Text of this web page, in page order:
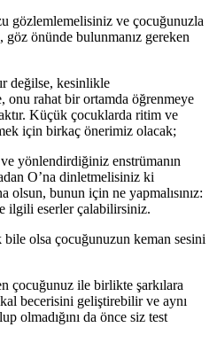
gözlemlemelisiniz ve çocuğunuzla
önünde bulunmanız gereken
değilse, kesinlikle
onu rahat bir ortamda öğrenmeye
Küçük çocuklarda ritim ve
için birkaç önerimiz olacak;
yönlendirdiğiniz enstrümanın
O’na dinletmelisiniz ki
olsun, bunun için ne yapmalısınız:
ilgili eserler çalabilirsiniz.
olsa çocuğunuzun keman sesini
çocuğunuz ile birlikte şarkılara
becerisini geliştirebilir ve aynı
olmadığını da önce siz test